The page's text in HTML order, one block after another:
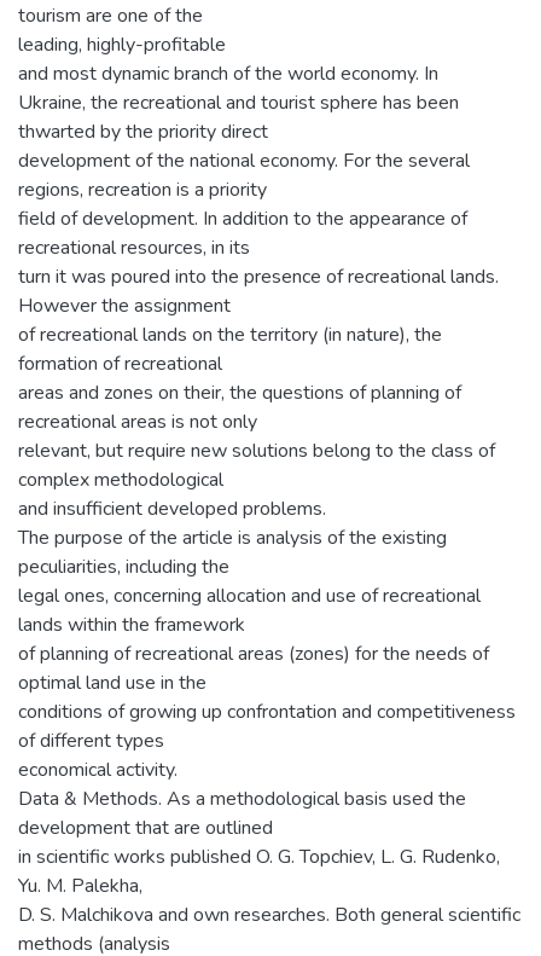
tourism are one of the
leading, highly-profitable
and most dynamic branch of the world economy. In
Ukraine, the recreational and tourist sphere has been
thwarted by the priority direct
development of the national economy. For the several
regions, recreation is a priority
field of development. In addition to the appearance of
recreational resources, in its
turn it was poured into the presence of recreational lands.
However the assignment
of recreational lands on the territory (in nature), the
formation of recreational
areas and zones on their, the questions of planning of
recreational areas is not only
relevant, but require new solutions belong to the class of
complex methodological
and insufficient developed problems.
The purpose of the article is analysis of the existing
peculiarities, including the
legal ones, concerning allocation and use of recreational
lands within the framework
of planning of recreational areas (zones) for the needs of
optimal land use in the
conditions of growing up confrontation and competitiveness
of different types
economical activity.
Data & Methods. As a methodological basis used the
development that are outlined
in scientific works published O. G. Topchiev, L. G. Rudenko,
Yu. M. Palekha,
D. S. Malchikova and own researches. Both general scientific
methods (analysis